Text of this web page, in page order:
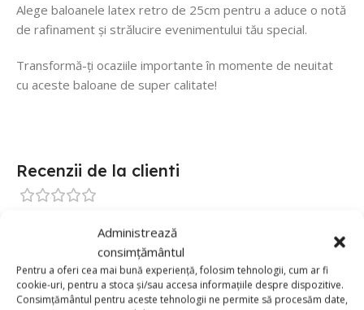
Administrează
consimțământul
Pentru a oferi cea mai bună experiență, folosim tehnologii, cum ar fi
cookie-uri, pentru a stoca și/sau accesa informațiile despre dispozitive.
Consimțământul pentru aceste tehnologii ne permite să procesăm date,
Alege baloanele latex retro de 25cm pentru a aduce o notă
de rafinament și strălucire evenimentului tău special.
Transformă-ți ocaziile importante în momente de neuitat
cu aceste baloane de super calitate!
Recenzii de la clienti
0
0
0